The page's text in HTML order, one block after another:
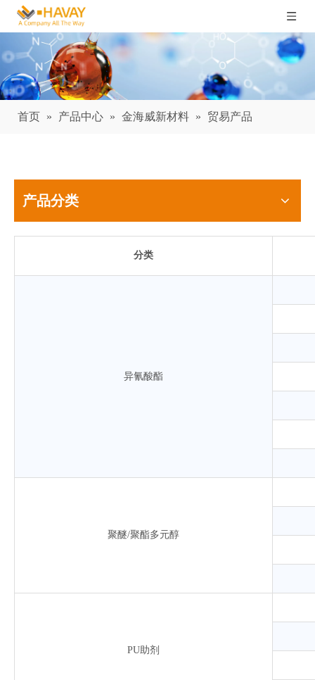
首页 » 产品中心 » 金海威新材料 » 贸易产品
产品分类
分类
异氰酸酯
聚醚/聚酯多元醇
PU助剂